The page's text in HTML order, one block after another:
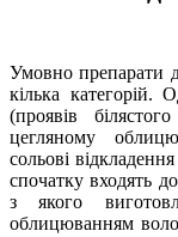
Умовно препарати
кілька
(проявів
цегляному
сольові
спочатку входять
з якого
облицюванням